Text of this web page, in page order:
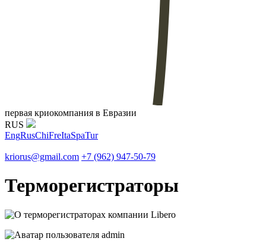
первая криокомпания в Евразии
RUS
EngRusChiFreItaSpaTur
kriorus@gmail.com +7 (962) 947-50-79
Терморегистраторы